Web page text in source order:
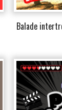
Balade